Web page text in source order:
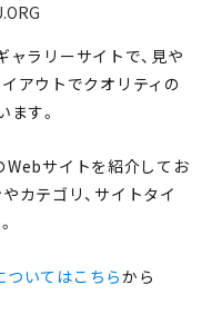
ャラリーサイトで、見や
アウトでクオリティの
す。
Webサイトを紹介してお
カテゴリ、サイトタイ
ついてはこちらから